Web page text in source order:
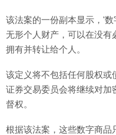
该法案的一份副本显示，'
无形个人财产，可以在没有
拥有并转让给个人。
该定义将不包括任何股权或
证券交易委员会将继续对加
督权。
根据该法案，这些数字商品